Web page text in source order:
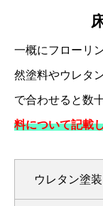
一概にフローリ
然塗料やウレタ
で合わせると数
料について記載
ウレタン塗